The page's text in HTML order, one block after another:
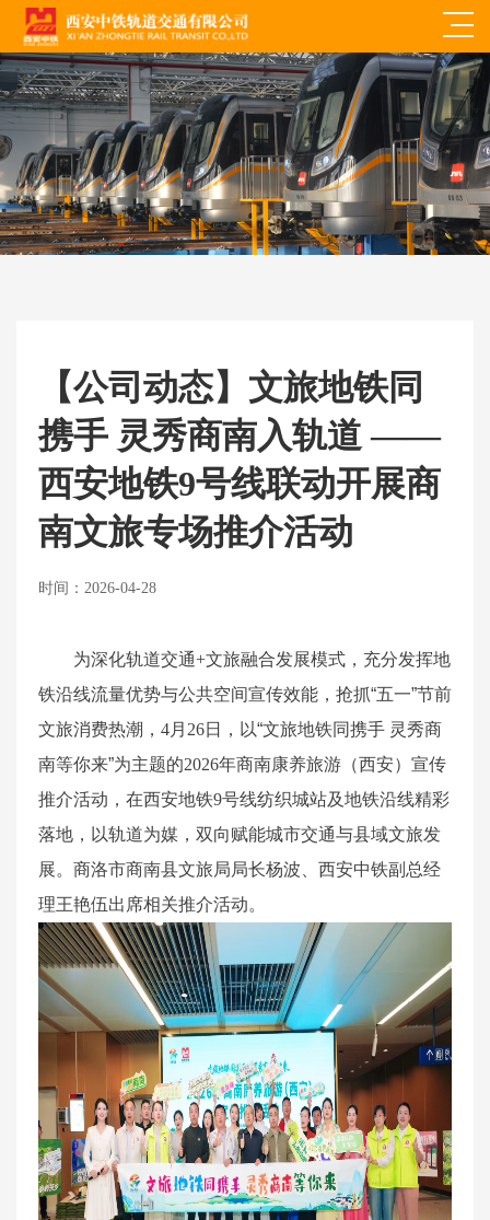
【公司动态】文旅地铁同
携手 灵秀商南入轨道 ——
西安地铁9号线联动开展商
南文旅专场推介活动
时间：2026-04-28
为深化轨道交通+文旅融合发展模式，充分发挥地
铁沿线流量优势与公共空间宣传效能，抢抓“五一”节前
文旅消费热潮， 4月 26日，以“文旅地铁同携手 灵秀商
南等你来”为主题的2026年商南康养旅游（西安）宣传
推介活动，在西安地铁9号线纺织城站及地铁沿线精彩
落地，以轨道为媒，双向赋能城市交通与县域文旅发
展。商洛市商南县文旅局局长杨波、西安中铁副总经
理王艳伍出席相关推介活动。